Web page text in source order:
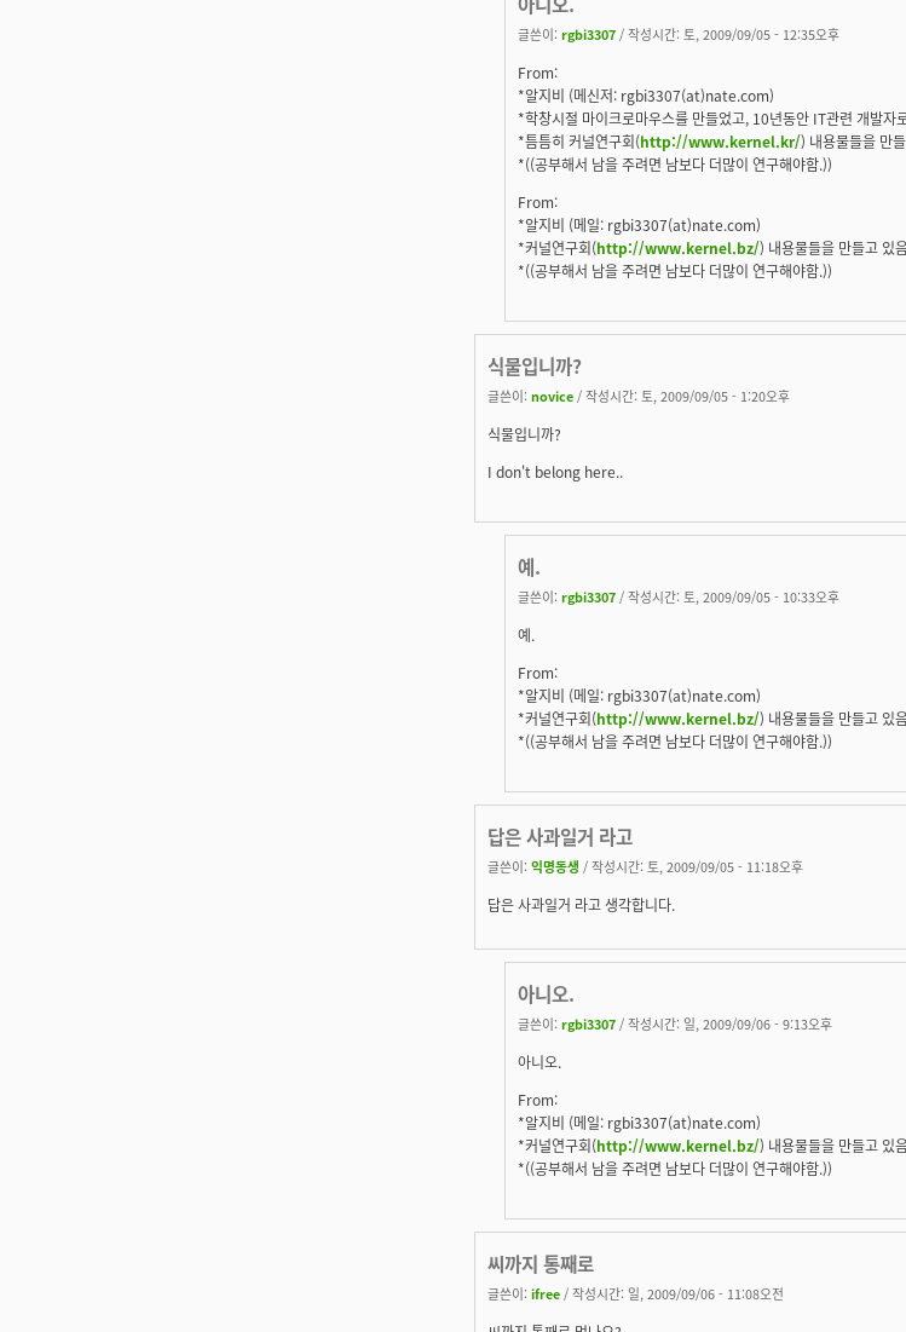
글쓴이: rgbi3307 / 작성시간: 토, 2009/09/05 - 12:35오후
From:
*알지비 (메신저: rgbi3307(at)nate.com)
*학창시절 마이크로마우스를 만들었고, 10년동안 IT관련 개발자
*틈틈히 커널연구회(http://www.kernel.kr/) 내용물들을 만
*((공부해서 남을 주려면 남보다 더많이 연구해야함.))
From:
*알지비 (메일: rgbi3307(at)nate.com)
*커널연구회(http://www.kernel.bz/) 내용물들을 만들고 있
*((공부해서 남을 주려면 남보다 더많이 연구해야함.))
식물입니까?
글쓴이: novice / 작성시간: 토, 2009/09/05 - 1:20오후
식물입니까?
I don't belong here..
예.
글쓴이: rgbi3307 / 작성시간: 토, 2009/09/05 - 10:33오후
예.
From:
*알지비 (메일: rgbi3307(at)nate.com)
*커널연구회(http://www.kernel.bz/) 내용물들을 만들고 있
*((공부해서 남을 주려면 남보다 더많이 연구해야함.))
답은 사과일거 라고
글쓴이: 익명동생 / 작성시간: 토, 2009/09/05 - 11:18오후
답은 사과일거 라고 생각합니다.
아니오.
글쓴이: rgbi3307 / 작성시간: 일, 2009/09/06 - 9:13오후
아니오.
From:
*알지비 (메일: rgbi3307(at)nate.com)
*커널연구회(http://www.kernel.bz/) 내용물들을 만들고 있
*((공부해서 남을 주려면 남보다 더많이 연구해야함.))
씨까지 통째로
글쓴이: ifree / 작성시간: 일, 2009/09/06 - 11:08오전